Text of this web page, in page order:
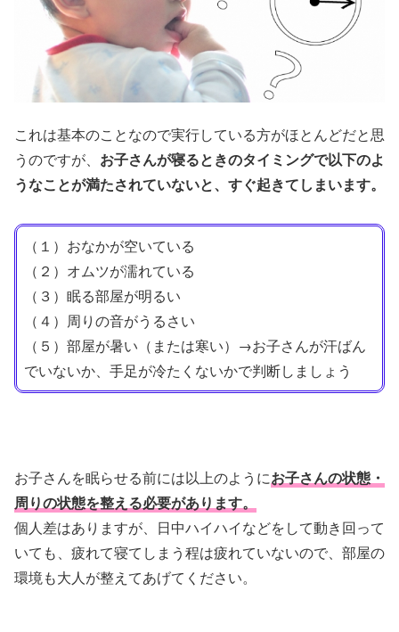
これは基本のことなので実行している方がほとんどだと思
うのですが、 お子さんが寝るときのタイミングで以下のよ
うなことが満たされていないと、すぐ起きてしまいます。
（１）おなかが空いている
（２）オムツが濡れている
（３）眠る部屋が明るい
（４）周りの音がうるさい
（５）部屋が暑い（または寒い）→お子さんが汗ばん
でいないか、手足が冷たくないかで判断しましょう
お子さんを眠らせる前には以上のようにお子さんの状態・
周りの状態を整える必要があります。
個人差はありますが、日中ハイハイなどをして動き回って
いても、疲れて寝てしまう程は疲れていないので、部屋の
環境も大人が整えてあげてください。